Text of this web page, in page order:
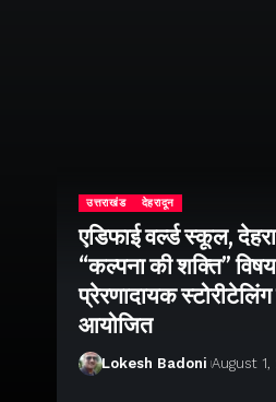
उत्तराखंड देहरादून
एडिफाई वर्ल्ड स्कूल,
“कल्पना की शक्ति”
प्रेरणादायक
आयोजित
Lokesh Badoni August